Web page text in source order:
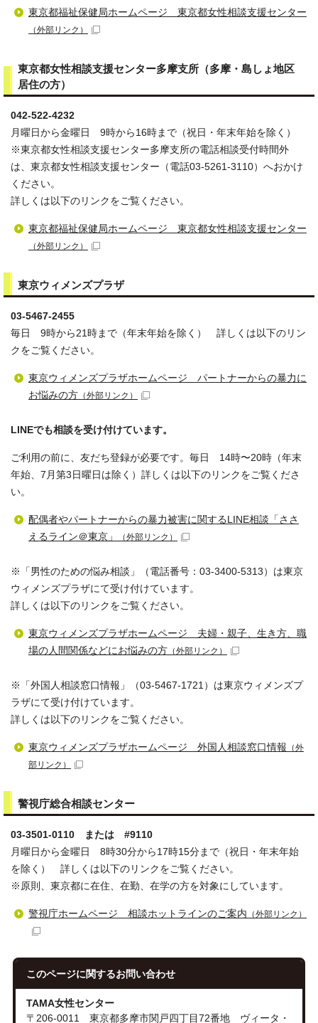
東京都福祉保健局ホームページ 東京都女性相談支援センター
（外部リンク）
東京都女性相談支援センター多摩支所（多摩・島しょ地区
居住の方）
042-522-4232
月曜日から金曜日 9時から16時まで（祝日・年末年始を除く）
※東京都女性相談支援センター多摩支所の電話相談受付時間外
は、東京都女性相談支援センター（電話03-5261-3110）へおかけ
ください。
詳しくは以下のリンクをご覧ください。
東京都福祉保健局ホームページ 東京都女性相談支援センター
（外部リンク）
東京ウィメンズプラザ
03-5467-2455
毎日 9時から21時まで（年末年始を除く） 詳しくは以下のリン
クをご覧ください。
東京ウィメンズプラザホームページ パートナーからの暴力に
お悩みの方 （外部リンク）
LINEでも相談を受け付けています。
ご利用の前に、友だち登録が必要です。毎日 14時〜20時（年末
年始、7月第3日曜日は除く）詳しくは以下のリンクをご覧くださ
い。
配偶者やパートナーからの暴力被害に関するLINE相談「ささ
えるライン＠東京」
（外部リンク）
※「男性のための悩み相談」（電話番号：03-3400-5313）は東京
ウィメンズプラザにて受け付けています。
詳しくは以下のリンクをご覧ください。
東京ウィメンズプラザホームページ 夫婦・親子、生き方、職
場の人間関係などにお悩みの方 （外部リンク）
※「外国人相談窓口情報」（03-5467-1721）は東京ウィメンズプ
ラザにて受け付けています。
詳しくは以下のリンクをご覧ください。
東京ウィメンズプラザホームページ 外国人相談窓口情報 （外
部リンク）
警視庁総合相談センター
03-3501-0110 または #9110
月曜日から金曜日 8時30分から17時15分まで（祝日・年末年始
を除く） 詳しくは以下のリンクをご覧ください。
※原則、東京都に在住、在勤、在学の方を対象にしています。
警視庁ホームページ 相談ホットラインのご案内 （外部リンク）
このページに関するお問い合わせ
TAMA女性センター
〒206-0011 東京都多摩市関戸四丁目72番地 ヴィータ・